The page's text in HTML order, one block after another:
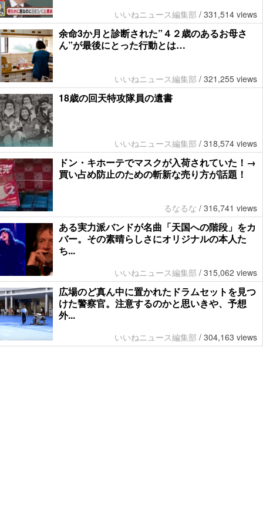
いいねニュース編集部 / 331,514 views
余命3か月と診断された”４２歳のあるお母さ
ん”が最後にとった行動とは…
いいねニュース編集部 / 321,255 views
18歳の回天特攻隊員の遺書
いいねニュース編集部 / 318,574 views
ドン・キホーテでマスクが入荷されていた！→
買い占め防止のための斬新な売り方が話題！
るなるな / 316,741 views
ある実力派バンドが名曲「天国への階段」をカ
バー。その素晴らしさにオリジナルの本人た
ち...
いいねニュース編集部 / 315,062 views
広場のど真ん中に置かれたドラムセットを見つ
けた警察官。注意するのかと思いきや、予想
外...
いいねニュース編集部 / 304,163 views